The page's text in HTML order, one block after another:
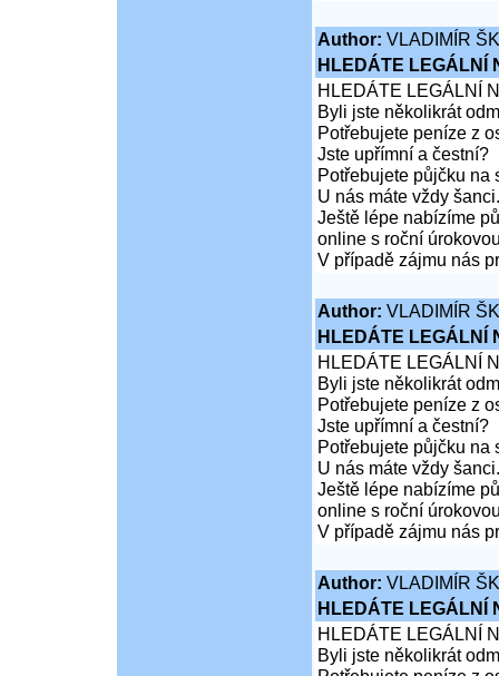
Author: VLADIMÍR
HLEDÁTE LEGÁLNÍ
HLEDÁTE LEGÁLNÍ
Byli jste několikrát
Potřebujete peníze z
Jste upřímní a čestní?
Potřebujete půjčku na
U nás máte vždy šanci.
Ještě lépe nabízíme
online s roční
V případě zájmu nás
Author: VLADIMÍR
HLEDÁTE LEGÁLNÍ
HLEDÁTE LEGÁLNÍ
Byli jste několikrát
Potřebujete peníze z
Jste upřímní a čestní?
Potřebujete půjčku na
U nás máte vždy šanci.
Ještě lépe nabízíme
online s roční
V případě zájmu nás
Author: VLADIMÍR
HLEDÁTE LEGÁLNÍ
HLEDÁTE LEGÁLNÍ
Byli jste několikrát